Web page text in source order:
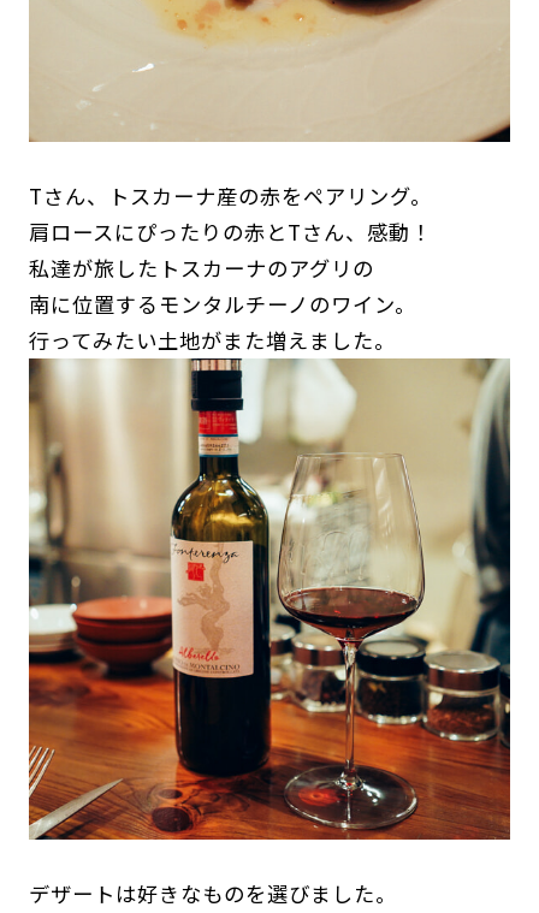
Tさん、トスカーナ産の赤をペアリング。
肩ロースにぴったりの赤とTさん、感動！
私達が旅したトスカーナのアグリの
南に位置するモンタルチーノのワイン。
行ってみたい土地がまた増えました。
デザートは好きなものを選びました。